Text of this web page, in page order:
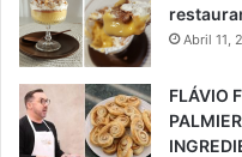
Abril 11,
FLÁVIO